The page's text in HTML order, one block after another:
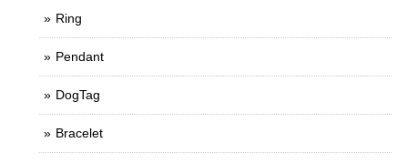
Ring
Pendant
DogTag
Bracelet